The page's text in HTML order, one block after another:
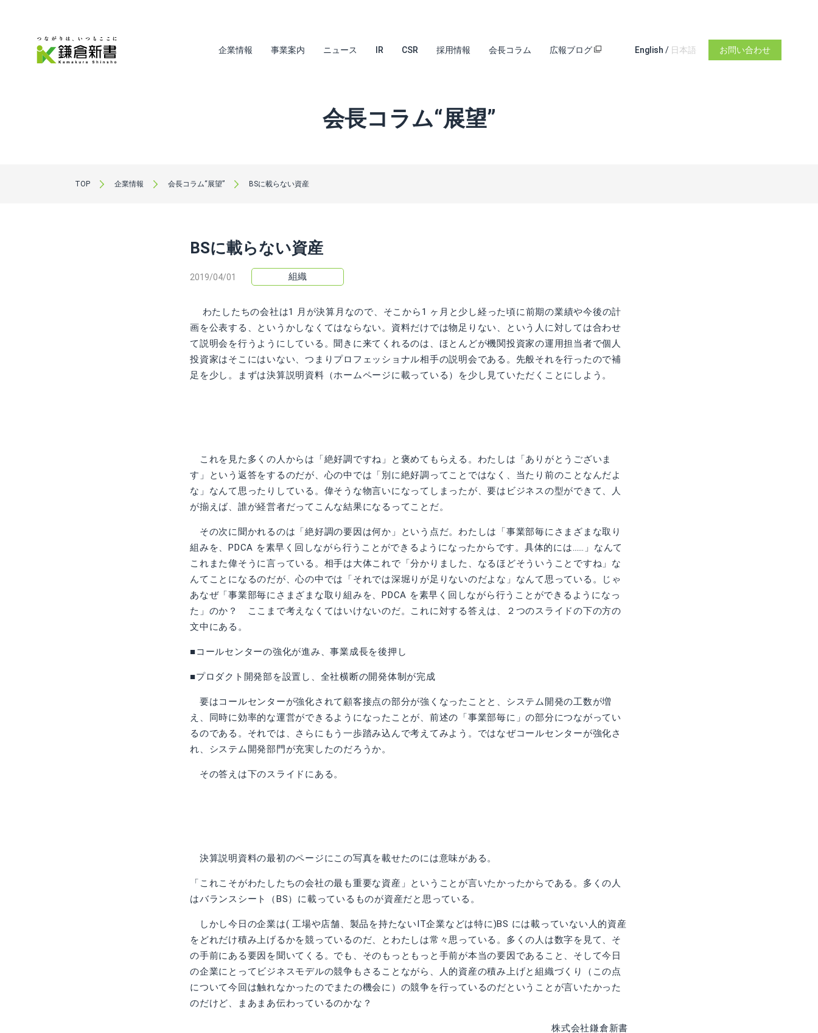
企業情報 事業案内 ニュース IR CSR 採用情報 会長コラム 広報ブログ English / 日本語 お問い合わせ
会長コラム“展望”
TOP 企業情報 会長コラム“展望” BSに載らない資産
BSに載らない資産
2019/04/01 組織
わたしたちの会社は1 月が決算月なので、そこから1 ヶ月と少し経った頃に前期の業績や今後の計
画を公表する、というかしなくてはならない。資料だけでは物足りない、という人に対しては合わせ
て説明会を行うようにしている。聞きに来てくれるのは、ほとんどが機関投資家の運用担当者で個人
投資家はそこにはいない、つまりプロフェッショナル相手の説明会である。先般それを行ったので補
足を少し。まずは決算説明資料（ホームページに載っている）を少し見ていただくことにしよう。
これを見た多くの人からは「絶好調ですね」と褒めてもらえる。わたしは「ありがとうございま
す」という返答をするのだが、心の中では「別に絶好調ってことではなく、当たり前のことなんだよ
な」なんて思ったりしている。偉そうな物言いになってしまったが、要はビジネスの型ができて、人
が揃えば、誰が経営者だってこんな結果になるってことだ。
その次に聞かれるのは「絶好調の要因は何か」という点だ。わたしは「事業部毎にさまざまな取り
組みを、PDCA を素早く回しながら行うことができるようになったからです。具体的には……」なんて
これまた偉そうに言っている。相手は大体これで「分かりました、なるほどそういうことですね」な
んてことになるのだが、心の中では「それでは深堀りが足りないのだよな」なんて思っている。じゃ
あなぜ「事業部毎にさまざまな取り組みを、PDCA を素早く回しながら行うことができるようになっ
た」のか？ ここまで考えなくてはいけないのだ。これに対する答えは、２つのスライドの下の方の
文中にある。
■コールセンターの強化が進み、事業成長を後押し
■プロダクト開発部を設置し、全社横断の開発体制が完成
要はコールセンターが強化されて顧客接点の部分が強くなったことと、システム開発の工数が増
え、同時に効率的な運営ができるようになったことが、前述の「事業部毎に」の部分につながってい
るのである。それでは、さらにもう一歩踏み込んで考えてみよう。ではなぜコールセンターが強化さ
れ、システム開発部門が充実したのだろうか。
その答えは下のスライドにある。
決算説明資料の最初のページにこの写真を載せたのには意味がある。
「これこそがわたしたちの会社の最も重要な資産」ということが言いたかったからである。多くの人
はバランスシート（BS）に載っているものが資産だと思っている。
しかし今日の企業は( 工場や店舗、製品を持たないIT企業などは特に)BS には載っていない人的資産
をどれだけ積み上げるかを競っているのだ、とわたしは常々思っている。多くの人は数字を見て、そ
の手前にある要因を聞いてくる。でも、そのもっともっと手前が本当の要因であること、そして今日
の企業にとってビジネスモデルの競争もさることながら、人的資産の積み上げと組織づくり（この点
について今回は触れなかったのでまたの機会に）の競争を行っているのだということが言いたかった
のだけど、まあまあ伝わっているのかな？
株式会社鎌倉新書